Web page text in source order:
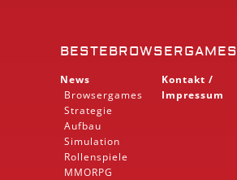
News
Browsergames
Strategie
Aufbau
Simulation
Rollenspiele
MMORPG
Kontakt /
Impressum